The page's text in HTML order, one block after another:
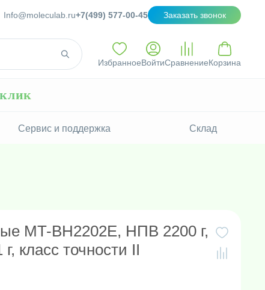
Info@moleculab.ru+7(499) 577-00-45 Заказать звонок
ИзбранноеВойтиСравнениеКорзина
Сервис и поддержка Склад
MT-BH2202E, НПВ 2200 г,
класс точности II